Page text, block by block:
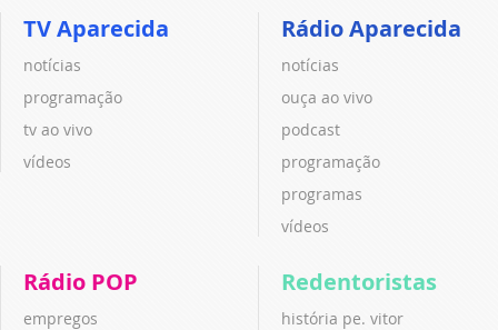
TV Aparecida
notícias
programação
tv ao vivo
vídeos
Rádio Aparecida
notícias
ouça ao vivo
podcast
programação
programas
vídeos
Rádio POP
empregos
Redentoristas
história pe. vitor